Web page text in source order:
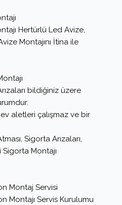
Hertürlü Led Avize,
Montajını İtina ile
bildiğiniz üzere
aletleri çalışmaz ve bir
Sigorta Arızaları,
Montajı
Montaj Servisi
Montajı Servis Kurulumu